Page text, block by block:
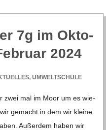
7g im Okto­
2024
, UMWELTSCHULE
zwei mal im Moor um es wie­
gemacht in dem wir kleine
Außer­dem haben wir